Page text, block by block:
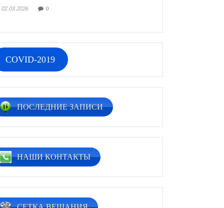
02.03.2026 0
COVID-2019
ПОСЛЕДНИЕ ЗАПИСИ
НАШИ КОНТАКТЫ